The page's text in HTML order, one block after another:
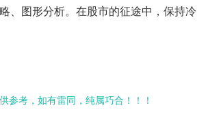
、图形分析。在股市的征途中，保持冷
参考，如有雷同，纯属巧合！！！